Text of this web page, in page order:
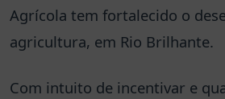
Agrícola tem fortalecido o
agricultura, em Rio Brilhante.
Com intuito de incentivar e